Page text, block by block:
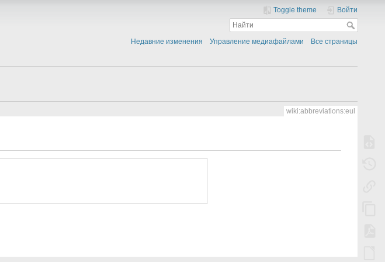
Toggle theme Войти
Недавние изменения Управление медиафайлами Все страницы
wiki:abbreviations:eul